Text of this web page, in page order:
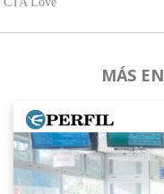
MÁS EN